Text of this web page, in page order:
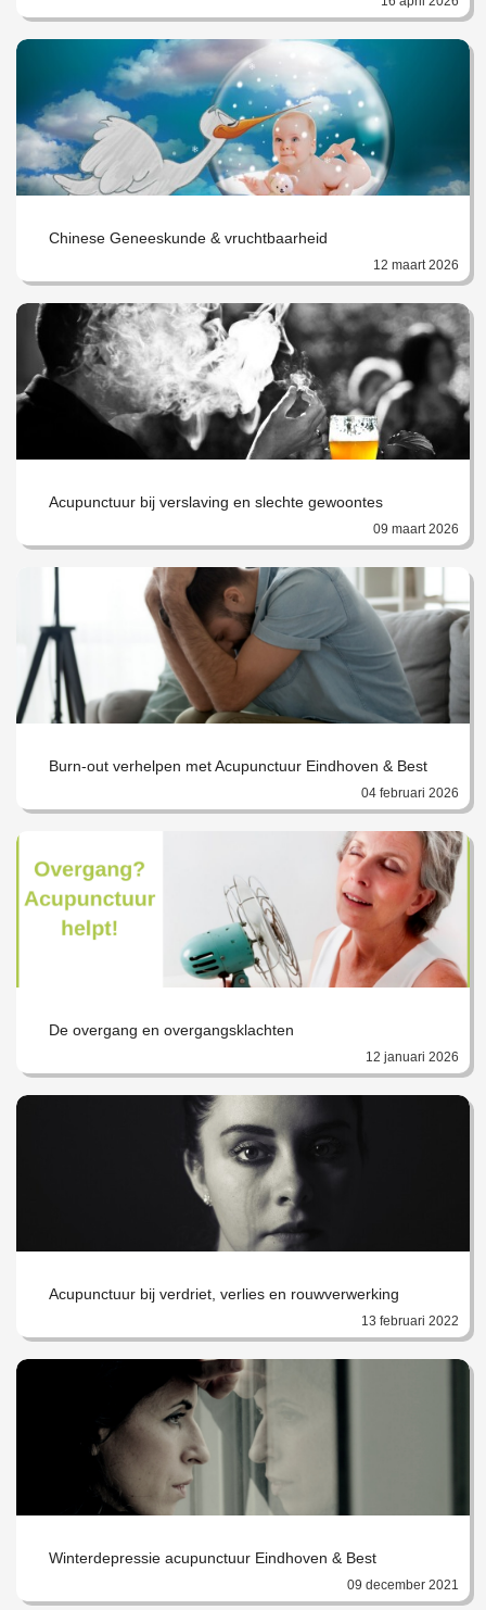
Chinese Geneeskunde & vruchtbaarheid
12 maart 2026
Acupunctuur bij verslaving en slechte gewoontes
09 maart 2026
Burn-out verhelpen met Acupunctuur Eindhoven & Best
04 februari 2026
De overgang en overgangsklachten
12 januari 2026
Acupunctuur bij verdriet, verlies en rouwverwerking
13 februari 2022
Winterdepressie acupunctuur Eindhoven & Best
09 december 2021